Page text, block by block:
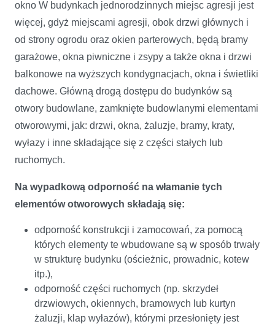
okno W budynkach jednorodzinnych miejsc agresji jest
więcej, gdyż miejscami agresji, obok drzwi głównych i
od strony ogrodu oraz okien parterowych, będą bramy
garażowe, okna piwniczne i zsypy a także okna i drzwi
balkonowe na wyższych kondygnacjach, okna i świetliki
dachowe. Główną drogą dostępu do budynków są
otwory budowlane, zamknięte budowlanymi elementami
otworowymi, jak: drzwi, okna, żaluzje, bramy, kraty,
wyłazy i inne składające się z części stałych lub
ruchomych.
Na wypadkową odporność na włamanie tych
elementów otworowych składają się:
odporność konstrukcji i zamocowań, za pomocą
których elementy te wbudowane są w sposób trwały
w strukturę budynku (ościeżnic, prowadnic, kotew
itp.),
odporność części ruchomych (np. skrzydeł
drzwiowych, okiennych, bramowych lub kurtyn
żaluzji, klap wyłazów), którymi przesłonięty jest